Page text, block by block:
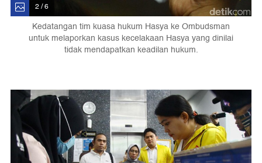
2 / 6
Kedatangan tim kuasa hukum Hasya ke Ombudsman
untuk melaporkan kasus kecelakaan Hasya yang dinilai
tidak mendapatkan keadilan hukum.